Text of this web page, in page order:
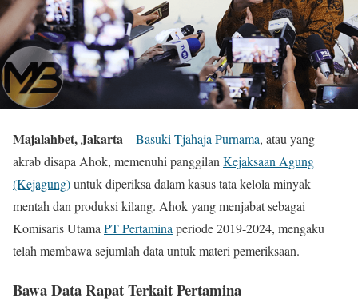
Majalahbet, Jakarta–Basuki Tjahaja Purnama, atau yang
akrab disapa Ahok, memenuhi panggilanKejaksaan Agung
(Kejagung)untuk diperiksa dalam kasus tata kelola minyak
mentah dan produksi kilang. Ahok yang menjabat sebagai
Komisaris UtamaPT Pertaminaperiode 2019-2024, mengaku
telah membawa sejumlah data untuk materi pemeriksaan.
Bawa Data Rapat Terkait Pertamina